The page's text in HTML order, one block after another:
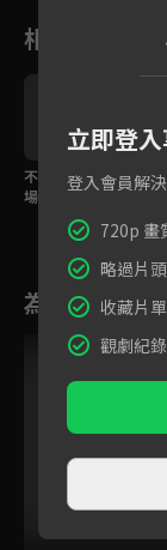
相關花絮
不必背！40種日常生活
場景，看動畫英語單字
為您推薦
跟播中
立即登
登入會員解
720p 畫
略過片
收藏片單
觀劇紀錄